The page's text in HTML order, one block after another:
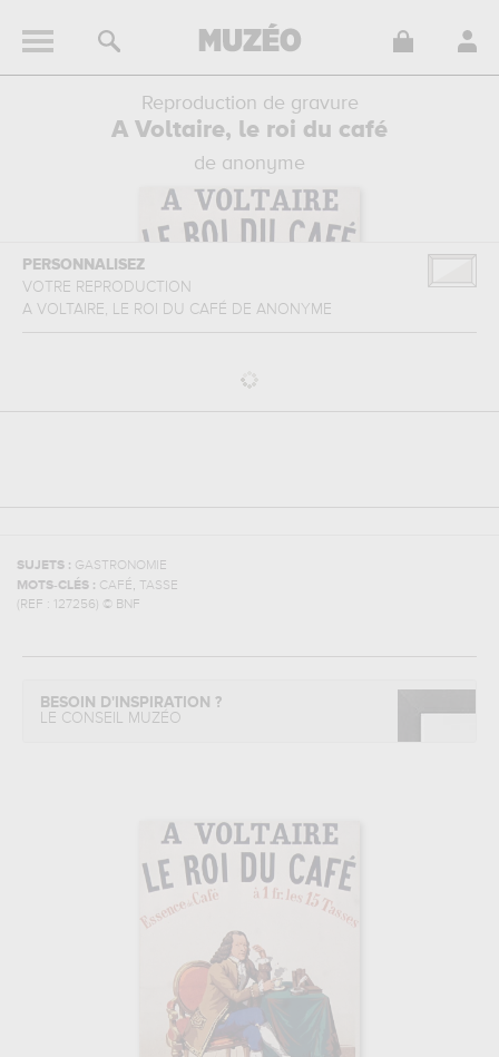
Reproduction de gravure
A Voltaire, le roi du café
de anonyme
PERSONNALISEZ
VOTRE REPRODUCTION
A VOLTAIRE, LE ROI DU CAFÉ DE ANONYME
SUJETS : GASTRONOMIE
MOTS-CLÉS : CAFÉ, TASSE
(REF :
127256) © BNF
BESOIN D'INSPIRATION ?
LE CONSEIL MUZÉO